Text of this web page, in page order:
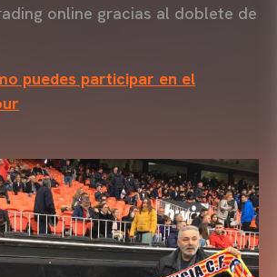
online gracias al doblete de
puedes participar en el